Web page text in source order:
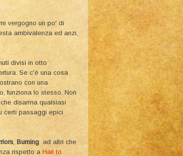
vergogno un po' di
ambivalenza ed anzi,
divisi in otto
Se c'è una cosa
con una
funziona lo stesso. Non
disarma qualsiasi
certi passaggi epici
, Burning ad altri che
rispetto a Hail to